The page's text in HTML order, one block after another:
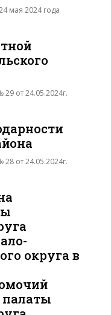
мая 2024 года
от 24.05.2024г.
от 24.05.2024г.
округа в
палаты